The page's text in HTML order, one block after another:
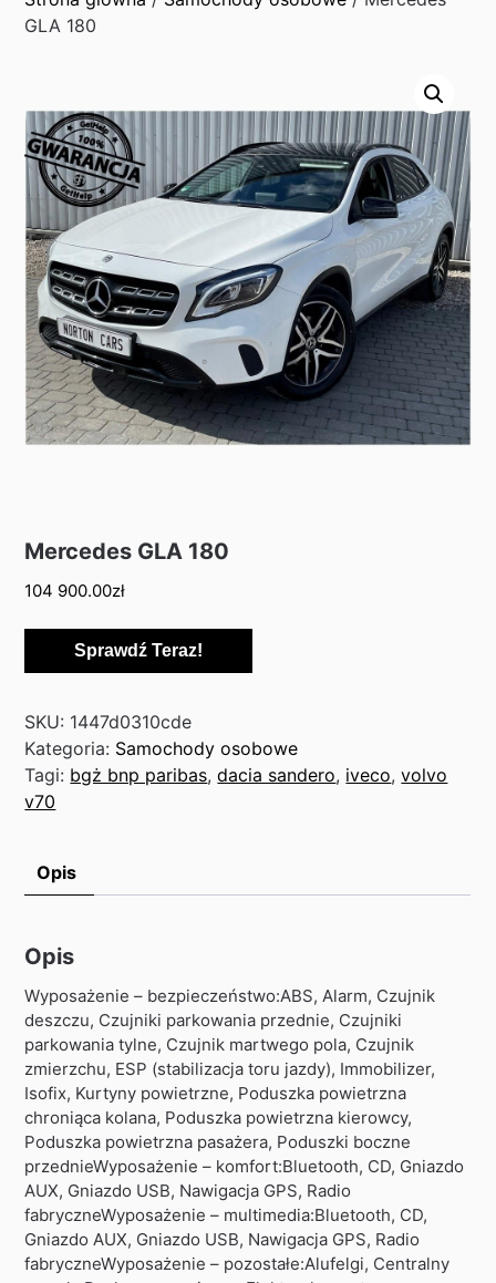
GLA 180
Mercedes GLA 180
104 900.00zł
Sprawdź Teraz!
SKU: 1447d0310cde
Kategoria: Samochody osobowe
Tagi: bgż bnp paribas,dacia sandero, iveco,volvo
v70
Opis
Opis
Wyposażenie – bezpieczeństwo:ABS, Alarm, Czujnik
deszczu, Czujniki parkowania przednie, Czujniki
parkowania tylne, Czujnik martwego pola, Czujnik
zmierzchu, ESP (stabilizacja toru jazdy), Immobilizer,
Isofix, Kurtyny powietrzne, Poduszka powietrzna
chroniąca kolana, Poduszka powietrzna kierowcy,
Poduszka powietrzna pasażera, Poduszki boczne
przednieWyposażenie – komfort:Bluetooth, CD, Gniazdo
AUX, Gniazdo USB, Nawigacja GPS, Radio
fabryczneWyposażenie – multimedia:Bluetooth, CD,
Gniazdo AUX, Gniazdo USB, Nawigacja GPS, Radio
fabryczneWyposażenie – pozostałe:Alufelgi, Centralny